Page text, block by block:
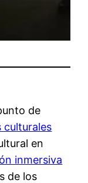
de
culturales
en
inmersiva
de los